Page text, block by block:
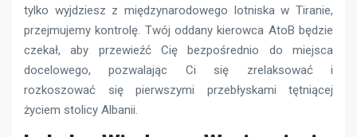
tylko wyjdziesz z międzynarodowego lotniska w Tiranie,
przejmujemy kontrolę. Twój oddany kierowca AtoB będzie
czekał, aby przewieźć Cię bezpośrednio do miejsca
docelowego, pozwalając Ci się zrelaksować i
rozkoszować się pierwszymi przebłyskami tętniącej
życiem stolicy Albanii.